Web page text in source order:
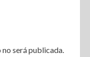
será publicada.